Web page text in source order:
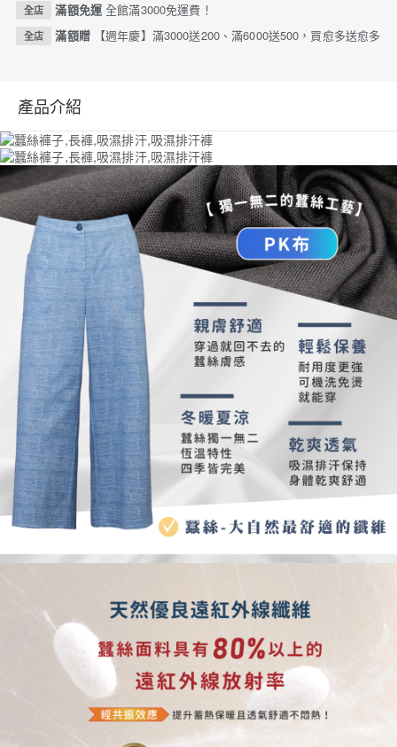
全店 滿額免運全館滿3000免運費！
全店 滿額贈 【週年慶】滿3000送200、滿6000送500，買愈多送愈多
產品介紹